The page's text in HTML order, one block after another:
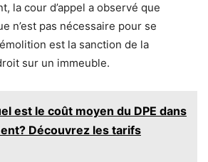
la cour d’appel a observé que
n’est pas nécessaire pour se
est la sanction de la
sur un immeuble.
est le coût moyen du DPE dans
Découvrez les tarifs